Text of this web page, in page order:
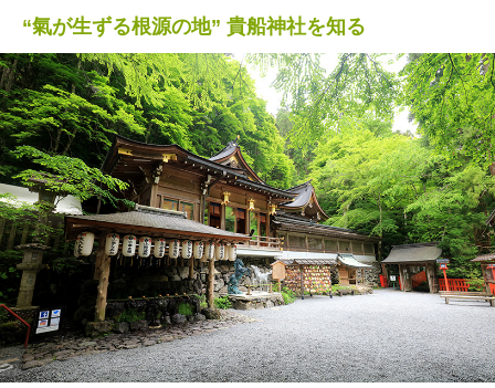
“氣が生ずる根源の地” 貴船神社を知る